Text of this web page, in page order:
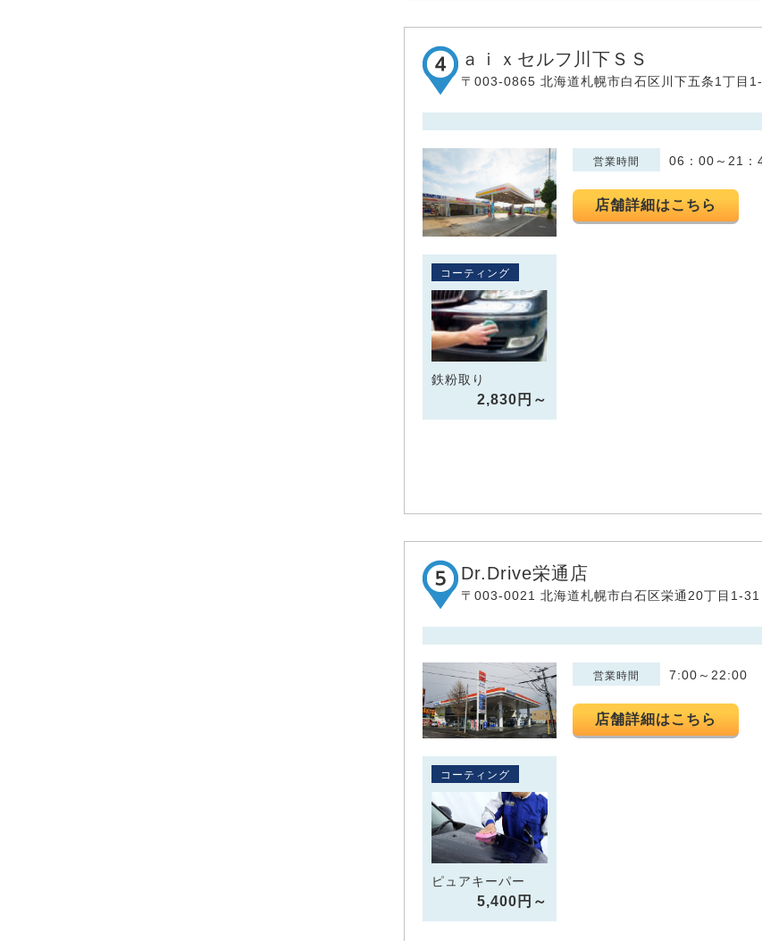
ａｉｘセルフ川下ＳＳ
〒003-0865 北海道札幌市白石区川下五条1丁目
営業時間 06：00～21：
店舗詳細はこちら
コーティング
鉄粉取り
2,830円～
Dr.Drive栄通店
〒003-0021 北海道札幌市白石区栄通20丁目1-31
営業時間 7:00～22:00
店舗詳細はこちら
コーティング
ピュアキーパー
5,400円～